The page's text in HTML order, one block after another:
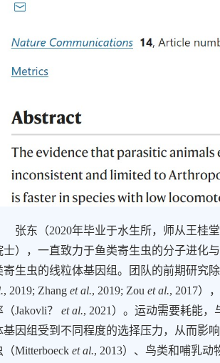
张东（2020年毕业于水生所，师从王桂
士），一直致力于鱼类寄生虫的分子进化
寄生虫的线粒体基因组。团队的前期研究
, 2019; Zhanget al., 2019; Zou et al., 2017）
（Jakovli？ et al., 2021 ） 。运动需要耗能，
基因组受到不同程度的选择压力，从而影
（Mitterboecket al., 2013） 、鸟类和哺乳动